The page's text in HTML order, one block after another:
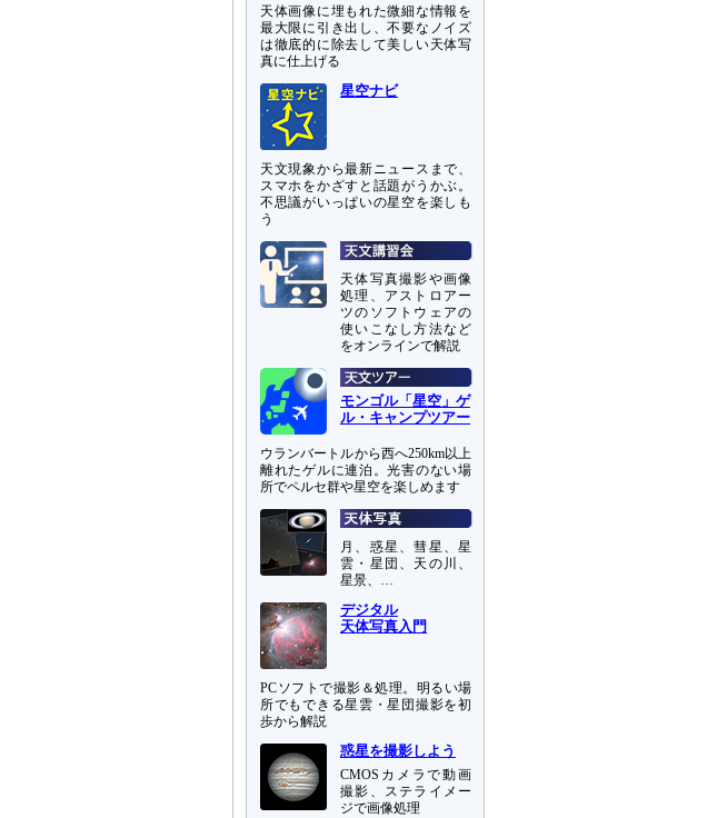
天体画像に埋もれた微細な情報を
最大限に引き出し、不要なノイズ
は徹底的に除去して美しい天体写
真に仕上げる
星空ナビ
天文現象から最新ニュースまで、
スマホをかざすと話題がうかぶ。
不思議がいっぱいの星空を楽しも
う
天体写真撮影や画像
処理、アストロアー
ツのソフトウェアの
使いこなし方法など
をオンラインで解説
モンゴル「星空」ゲ
ル・キャンプツアー
ウランバートルから西へ250km以上
離れたゲルに連泊。光害のない場
所でペルセ群や星空を楽しめます
月、惑星、彗星、星
雲・星団、天の川、
星景、…
デジタル
天体写真入門
PCソフトで撮影＆処理。明るい場
所でもできる星雲・星団撮影を初
歩から解説
惑星を撮影しよう
CMOSカメラで動画
撮影、ステライメー
ジで画像処理